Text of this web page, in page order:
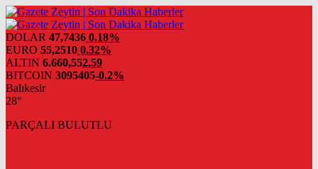
DOLAR 47,7436 0.18%
EURO 55,2510 0.32%
ALTIN 6.660,552,59
BITCOIN 3095405-0.2%
Balıkesir
28°
PARÇALI BULUTLU